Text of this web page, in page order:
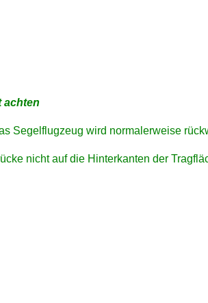
achten
Segelflugzeug wird normalerweise
nicht auf die Hinterkanten der